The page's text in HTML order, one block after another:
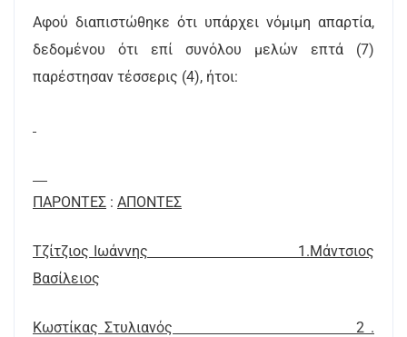
Αφού διαπιστώθηκε ότι υπάρχει νόμιμη απαρτία,
δεδομένου ότι επί συνόλου μελών επτά (7)
παρέστησαν τέσσερις (4), ήτοι:
ΠΑΡΟΝΤΕΣ : AΠΟΝTEΣ
Τζίτζιος Ιωάννης 1.Μάντσιος
Βασίλειος
Κωστίκας Στυλιανός 2 .